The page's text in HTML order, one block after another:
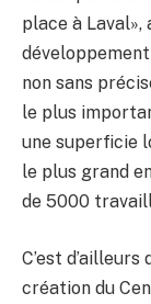
place à
développement
non sans
le plus
une superficie
le plus grand
de 5000
C’est
création du